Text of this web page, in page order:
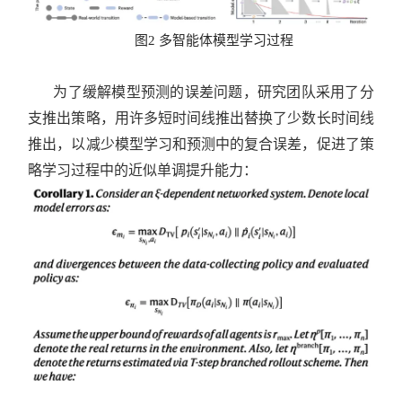
图2 多智能体模型学习过程
为了缓解模型预测的误差问题，研究团队采用了分
支推出策略，用许多短时间线推出替换了少数长时间线
推出，以减少模型学习和预测中的复合误差，促进了策
略学习过程中的近似单调提升能力：